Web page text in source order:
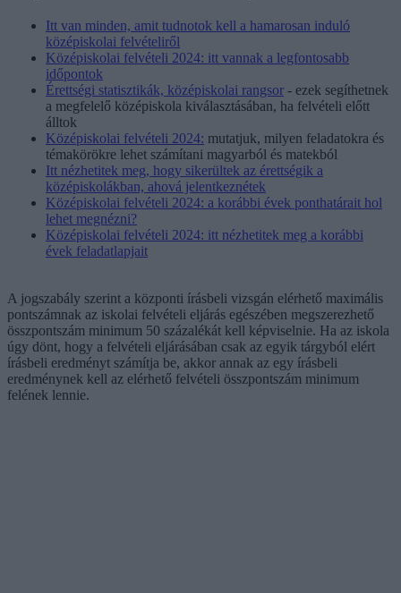
Itt van minden, amit tudnotok kell a hamarosan induló
középiskolai felvételiről
Középiskolai felvételi 2024: itt vannak a legfontosabb
időpontok
Érettségi statisztikák, középiskolai rangsor - ezek segíthetnek
a megfelelő középiskola kiválasztásában, ha felvételi előtt
álltok
Középiskolai felvételi 2024: mutatjuk, milyen feladatokra és
témakörökre lehet számítani magyarból és matekból
Itt nézhetitek meg, hogy sikerültek az érettségik a
középiskolákban, ahová jelentkeznétek
Középiskolai felvételi 2024: a korábbi évek ponthatárait hol
lehet megnézni?
Középiskolai felvételi 2024: itt nézhetitek meg a korábbi
évek feladatlapjait
A jogszabály szerint a központi írásbeli vizsgán elérhető maximális
pontszámnak az iskolai felvételi eljárás egészében megszerezhető
összpontszám minimum 50 százalékát kell képviselnie. Ha az iskola
úgy dönt, hogy a felvételi eljárásában csak az egyik tárgyból elért
írásbeli eredményt számítja be, akkor annak az egy írásbeli
eredménynek kell az elérhető felvételi összpontszám minimum
felének lennie.